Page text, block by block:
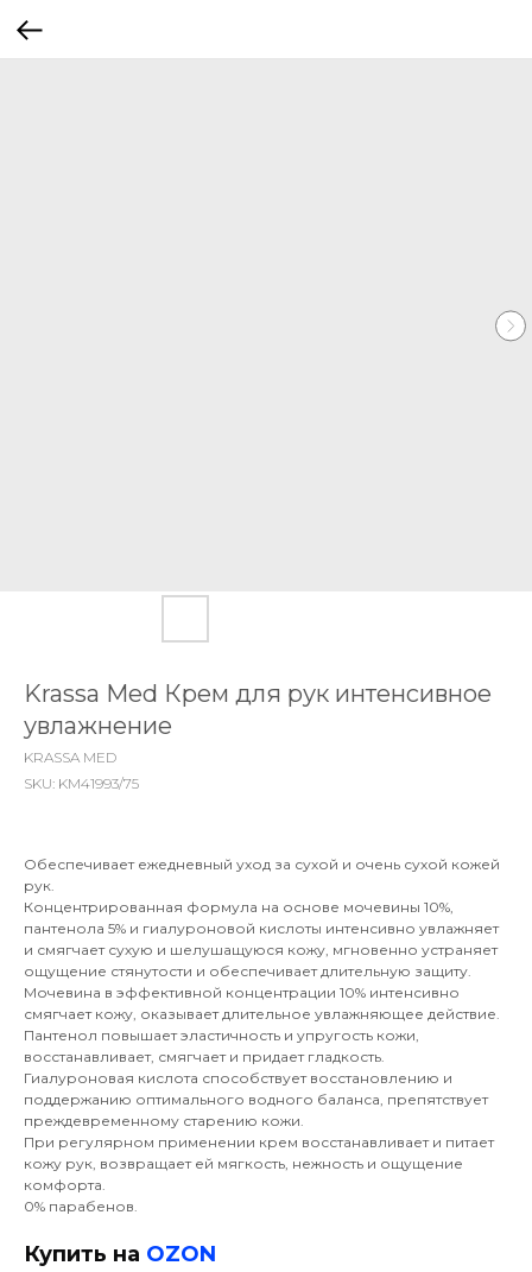
Krassa Med Крем для рук интенсивное
увлажнение
KRASSA MED
SKU: KM41993/75
Обеспечивает ежедневный уход за сухой и очень сухой кожей
рук.
Концентрированная формула на основе мочевины 10%,
пантенола 5% и гиалуроновой кислоты интенсивно увлажняет
и смягчает сухую и шелушащуюся кожу, мгновенно устраняет
ощущение стянутости и обеспечивает длительную защиту.
Мочевина в эффективной концентрации 10% интенсивно
смягчает кожу, оказывает длительное увлажняющее действие.
Пантенол повышает эластичность и упругость кожи,
восстанавливает, смягчает и придает гладкость.
Гиалуроновая кислота способствует восстановлению и
поддержанию оптимального водного баланса, препятствует
преждевременному старению кожи.
При регулярном применении крем восстанавливает и питает
кожу рук, возвращает ей мягкость, нежность и ощущение
комфорта.
0% парабенов.
Купить на OZON